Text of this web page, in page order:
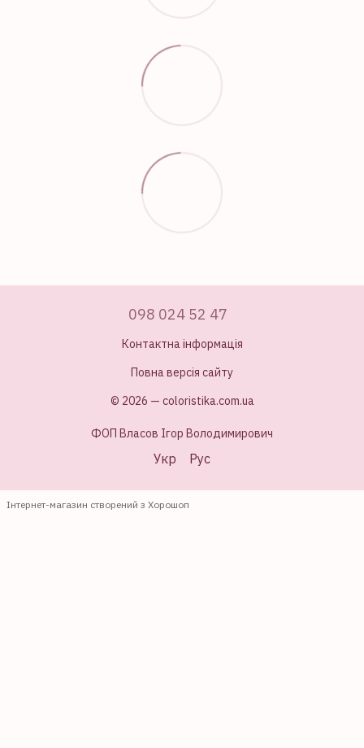
098 024 52 47
Контактна інформація
Повна версія сайту
© 2026 — coloristika.com.ua
ФОП Власов Ігор Володимирович
Укр Рус
Інтернет-магазин створений з Хорошоп